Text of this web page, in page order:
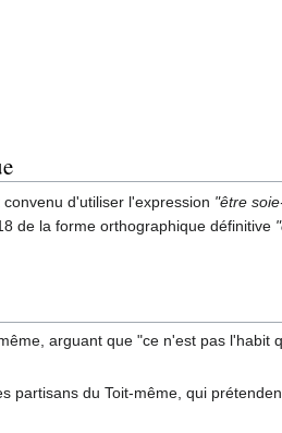
d'utiliser l'expression "être
de la forme orthographique définitive
arguant que "ce n'est pas l'habit
partisans du Toit-même, qui